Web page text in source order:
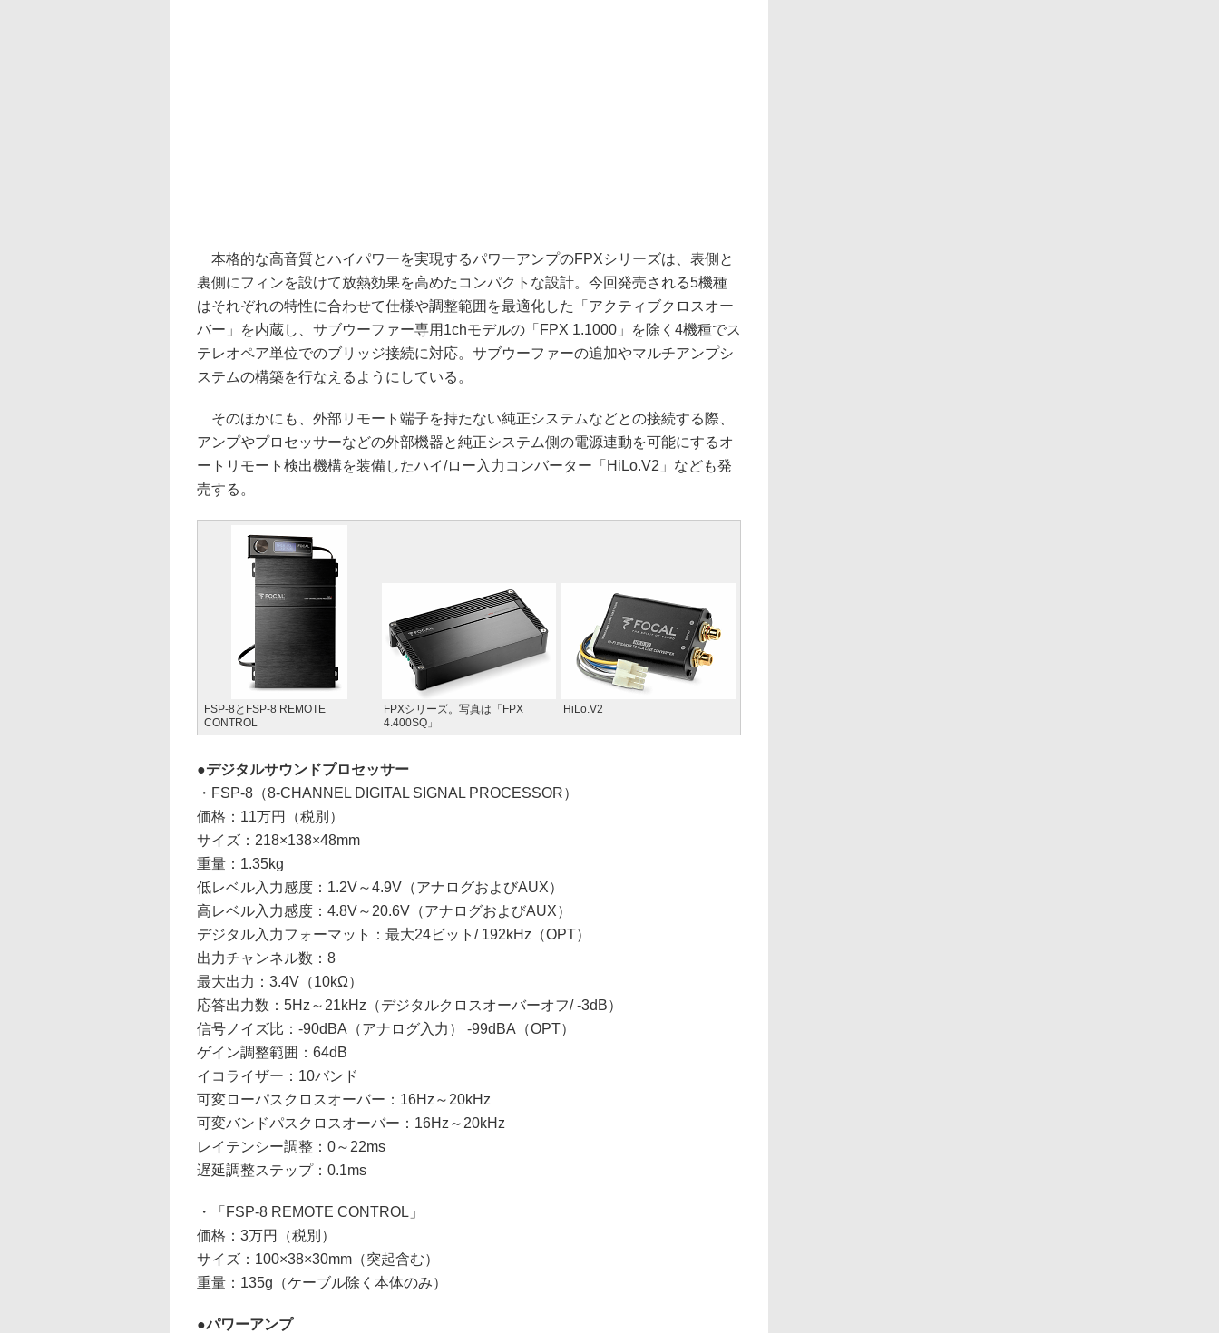
本格的な高音質とハイパワーを実現するパワーアンプのFPXシリーズは、表側と
裏側にフィンを設けて放熱効果を高めたコンパクトな設計。今回発売される5機種
はそれぞれの特性に合わせて仕様や調整範囲を最適化した「アクティブクロスオー
バー」を内蔵し、サブウーファー専用1chモデルの「FPX 1.1000」を除く4機種でス
テレオペア単位でのブリッジ接続に対応。サブウーファーの追加やマルチアンプシ
ステムの構築を行なえるようにしている。
そのほかにも、外部リモート端子を持たない純正システムなどとの接続する際、
アンプやプロセッサーなどの外部機器と純正システム側の電源連動を可能にするオ
ートリモート検出機構を装備したハイ/ロー入力コンバーター「HiLo.V2」なども発
売する。
FSP-8とFSP-8 REMOTE
CONTROL
FPXシリーズ。写真は「FPX
4.400SQ」
HiLo.V2
デジタルサウンドプロセッサー
・FSP-8（8-CHANNEL DIGITAL SIGNAL PROCESSOR）
価格：11万円（税別）
サイズ：218×138×48mm
重量：1.35kg
低レベル入力感度：1.2V～4.9V（アナログおよびAUX）
高レベル入力感度：4.8V～20.6V（アナログおよびAUX）
デジタル入力フォーマット：最大24ビット/ 192kHz（OPT）
出力チャンネル数：8
最大出力：3.4V（10kΩ）
応答出力数：5Hz～21kHz（デジタルクロスオーバーオフ/ -3dB）
信号ノイズ比：-90dBA（アナログ入力） -99dBA（OPT）
ゲイン調整範囲：64dB
イコライザー：10バンド
可変ローパスクロスオーバー：16Hz～20kHz
可変バンドパスクロスオーバー：16Hz～20kHz
レイテンシー調整：0～22ms
遅延調整ステップ：0.1ms
・「FSP-8 REMOTE CONTROL」
価格：3万円（税別）
サイズ：100×38×30mm（突起含む）
重量：135g（ケーブル除く本体のみ）
パワーアンプ